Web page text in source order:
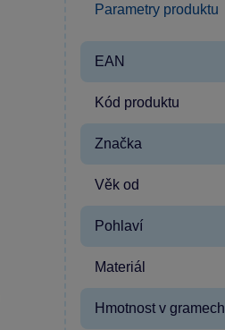
Parametry produktu
EAN
Kód produktu
Značka
Věk od
Pohlaví
Materiál
Hmotnost v gramech